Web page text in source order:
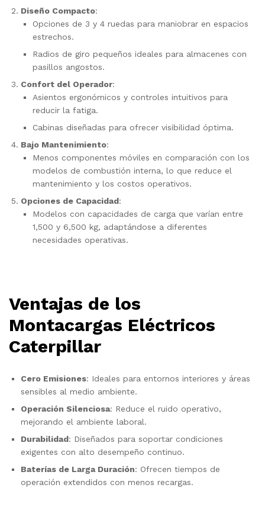
Diseño Compacto:
Opciones de 3 y 4 ruedas para maniobrar en espacios
estrechos.
Radios de giro pequeños ideales para almacenes con
pasillos angostos.
Confort del Operador:
Asientos ergonómicos y controles intuitivos para
reducir la fatiga.
Cabinas diseñadas para ofrecer visibilidad óptima.
Bajo Mantenimiento:
Menos componentes móviles en comparación con los
modelos de combustión interna, lo que reduce el
mantenimiento y los costos operativos.
Opciones de Capacidad:
Modelos con capacidades de carga que varían entre
1,500 y 6,500 kg, adaptándose a diferentes
necesidades operativas.
Ventajas de los
Montacargas Eléctricos
Caterpillar
Cero Emisiones: Ideales para entornos interiores y áreas
sensibles al medio ambiente.
Operación Silenciosa: Reduce el ruido operativo,
mejorando el ambiente laboral.
Durabilidad: Diseñados para soportar condiciones
exigentes con alto desempeño continuo.
Baterías de Larga Duración: Ofrecen tiempos de
operación extendidos con menos recargas.